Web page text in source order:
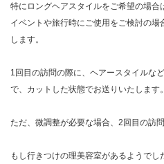
特にロングヘアスタイルをご希望の場合
イベントや旅行時にご使用をご検討の
します。
1回目の訪問の際に、ヘアースタイルな
で、カットした状態でお送りいたします。
ただ、微調整が必要な場合、2回目の訪
もし行きつけの理美容室があるようで